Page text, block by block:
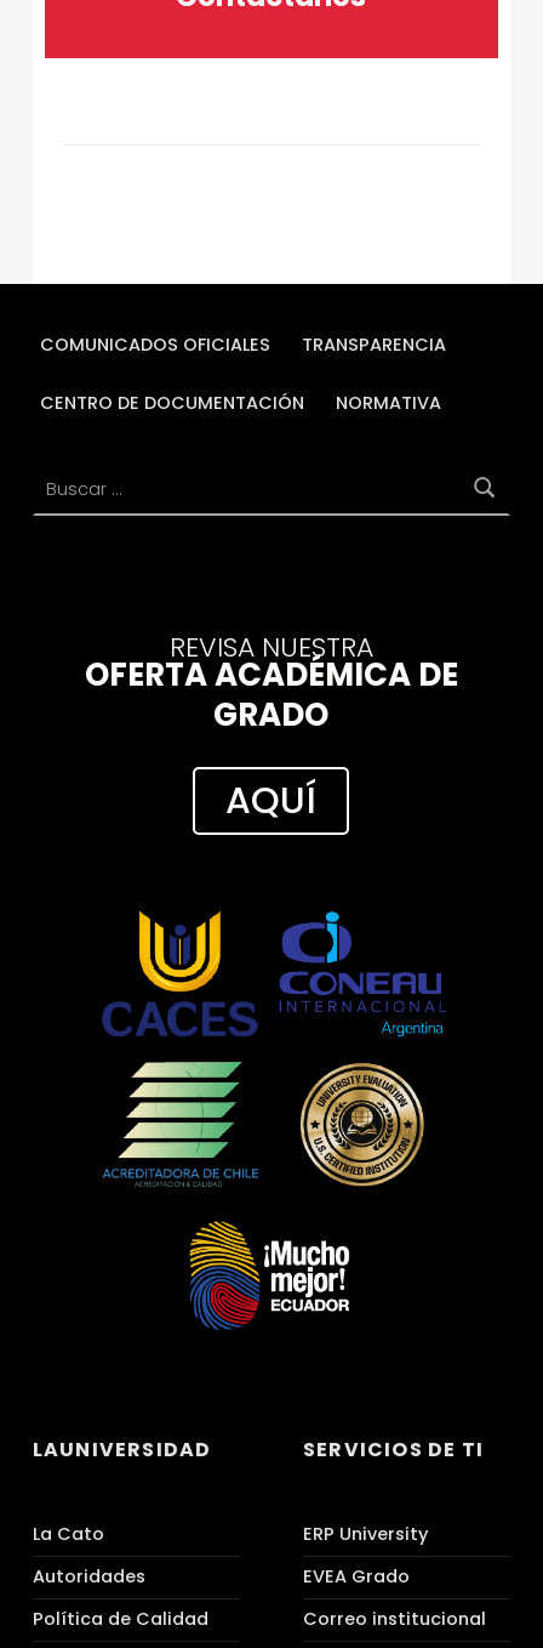
COMUNICADOS OFICIALES TRANSPARENCIA
CENTRO DE DOCUMENTACIÓN NORMATIVA
REVISA NUESTRA
OFERTA ACADÉMICA DE
GRADO
AQUÍ
LAUNIVERSIDAD
La Cato
Autoridades
Política de Calidad
SERVICIOS DE TI
ERP University
EVEA Grado
Correo institucional